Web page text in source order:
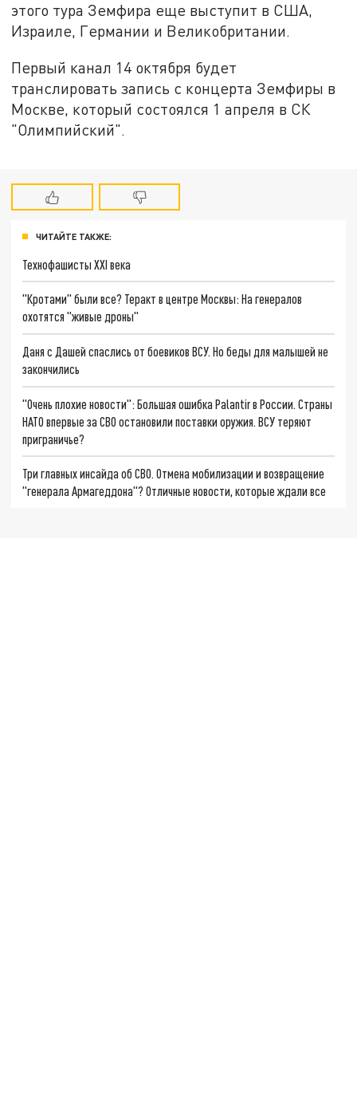
этого тура Земфира еще выступит в США,
Израиле, Германии и Великобритании.
Первый канал 14 октября будет
транслировать запись с концерта Земфиры в
Москве, который состоялся 1 апреля в СК
"Олимпийский".
ЧИТАЙТЕ ТАКЖЕ:
Технофашисты XXI века
"Кротами" были все? Теракт в центре Москвы: На генералов
охотятся "живые дроны"
Даня с Дашей спаслись от боевиков ВСУ. Но беды для малышей не
закончились
"Очень плохие новости": Большая ошибка Palantir в России. Страны
НАТО впервые за СВО остановили поставки оружия. ВСУ теряют
приграничье?
Три главных инсайда об СВО. Отмена мобилизации и возвращение
"генерала Армагеддона"? Отличные новости, которые ждали все